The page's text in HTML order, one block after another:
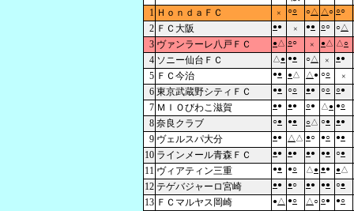
1 ＨｏｎｄａＦＣ × ○○ ○△ △○ ○○
2 ＦＣ大阪 ●● × ●● ○○ ○△
3 ヴァンラーレ八戸ＦＣ ●△ ○○ × ●△ △○
4 ソニー仙台ＦＣ △ ● ●● ○△ × ●●
5 ＦＣ今治 ●● ●△ △ ● ○○ ×
6 東京武蔵野シティＦＣ ●● ○○ ●● ○○ ○●
7 ＭＩＯびわこ滋賀 ●● ●● ○● △ ● ●○
8 奈良クラブ ○● ●● ○△ ○● ●●
9 ヴェルスパ大分 ●● △ △ ●○ ●○ ●●
10 ラインメール青森ＦＣ ●● ●● ●● ●● ○●
11 ヴィアティン三重 ●● ●○ △ ● ●● ●△
12 テゲバジャーロ宮崎 ●● ●○ ●● ●● ○●
13 ＦＣマルヤス岡崎 ●△ ●○ △○ ○● ●○